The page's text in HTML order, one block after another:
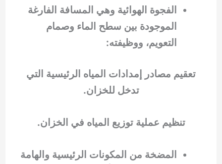
الفجوة الهوائية وهي المسافة الفارغة
الموجودة بين سطح الماء وصمام
التعويم، ووظيفته:
تعقيم مصادر إمدادات المياه الرئيسية التي
تدخل للخزان.
تنظيم عملية توزيع المياه في الخزان.
المضخة من المكونات الرئيسية والهامة